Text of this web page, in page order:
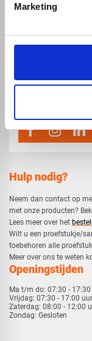
Marketing
Hulp nodig?
Neem dan contact op
met onze producten?
​Lees meer over het
​Wilt u een proefstukje/
toebehoren alle
​​Meer over ons te weten
Openingstijden
Ma t/m do: 07:30 -
Vrijdag: 07:30 - 17:00 uur
Zaterdag: 08:00 - 12:00
Zondag: Gesloten
phone_enabled 0416 75 02 55